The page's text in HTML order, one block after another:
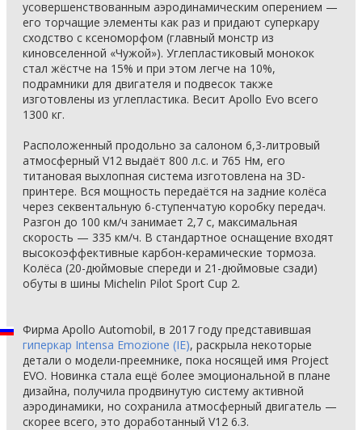
усовершенствованным аэродинамическим оперением —
его торчащие элементы как раз и придают суперкару
сходство с ксеноморфом (главный монстр из
киновселенной «Чужой»). Углепластиковый монокок
стал жёстче на 15% и при этом легче на 10%,
подрамники для двигателя и подвесок также
изготовлены из углепластика. Весит Apollo Evo всего
1300 кг.
Расположенный продольно за салоном 6,3-литровый
атмосферный V12 выдаёт 800 л.с. и 765 Нм, его
титановая выхлопная система изготовлена на 3D-
принтере. Вся мощность передаётся на задние колёса
через секвентальную 6-ступенчатую коробку передач.
Разгон до 100 км/ч занимает 2,7 с, максимальная
скорость — 335 км/ч. В стандартное оснащение входят
высокоэффективные карбон-керамические тормоза.
Колёса (20-дюймовые спереди и 21-дюймовые сзади)
обуты в шины Michelin Pilot Sport Cup 2.
Фирма Apollo Automobil, в 2017 году представившая
гиперкар Intensa Emozione (IE), раскрыла некоторые
детали о модели-преемнике, пока носящей имя Project
EVO. Новинка стала ещё более эмоциональной в плане
дизайна, получила продвинутую систему активной
аэродинамики, но сохранила атмосферный двигатель —
скорее всего, это доработанный V12 6.3.